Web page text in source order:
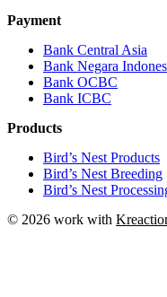
Payment
Bank Central Asia
Bank Negara
Bank OCBC
Bank ICBC
Products
Bird’s Nest Products
Bird’s Nest Breeding
Bird’s Nest
© 2026 work with